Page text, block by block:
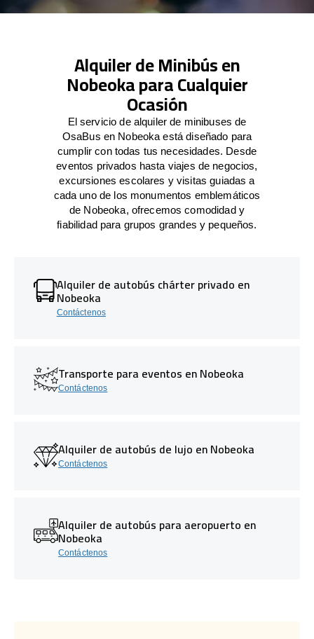
Alquiler de Minibús en
Nobeoka para Cualquier
Ocasión
El servicio de alquiler de minibuses de
OsaBus en Nobeoka está diseñado para
cumplir con todas tus necesidades. Desde
eventos privados hasta viajes de negocios,
excursiones escolares y visitas guiadas a
cada uno de los monumentos emblemáticos
de Nobeoka, ofrecemos comodidad y
fiabilidad para grupos grandes y pequeños.
Alquiler de autobús chárter privado en
Nobeoka
Contáctenos
Transporte para eventos en Nobeoka
Contáctenos
Alquiler de autobús de lujo en Nobeoka
Contáctenos
Alquiler de autobús para aeropuerto en
Nobeoka
Contáctenos